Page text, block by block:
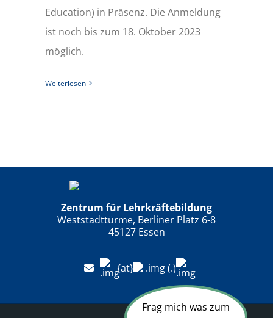
Education) in Präsenz. Die Anmeldung
ist noch bis zum 18. Oktober 2023
möglich.
Weiterlesen
Zentrum für Lehrkräftebildung
Weststadttürme, Berliner Platz 6-8
45127 Essen
{at} (.)
Frag mich was zum